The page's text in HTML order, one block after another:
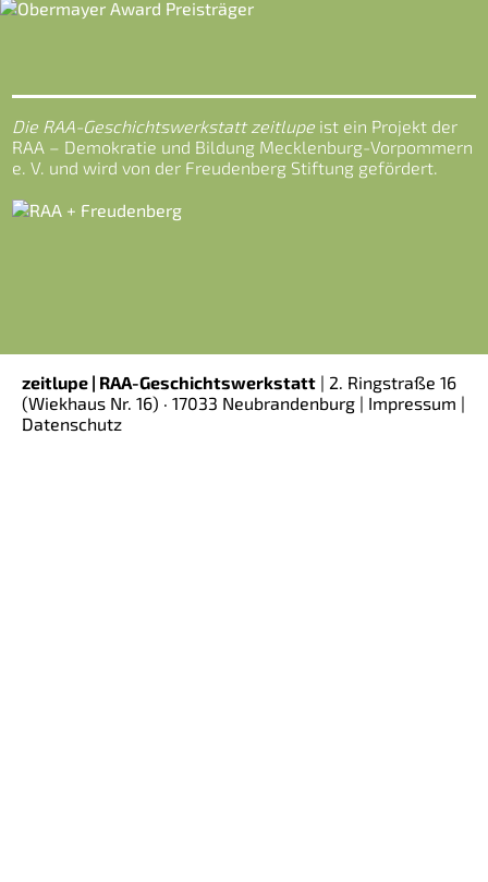
Die RAA-Geschichtswerkstatt zeitlupe ist ein Projekt der
RAA – Demokratie und Bildung Mecklenburg-Vorpommern
e. V. und wird von der Freudenberg Stiftung gefördert.
zeitlupe | RAA-Geschichtswerkstatt | 2. Ringstraße 16
(Wiekhaus Nr. 16) · 17033 Neubrandenburg | Impressum |
Datenschutz